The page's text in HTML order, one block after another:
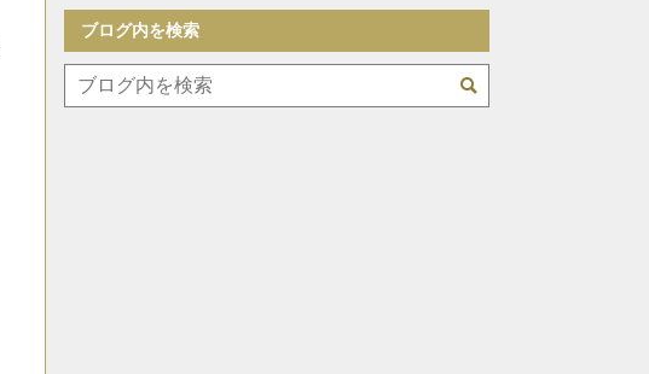
ブログ内を検索